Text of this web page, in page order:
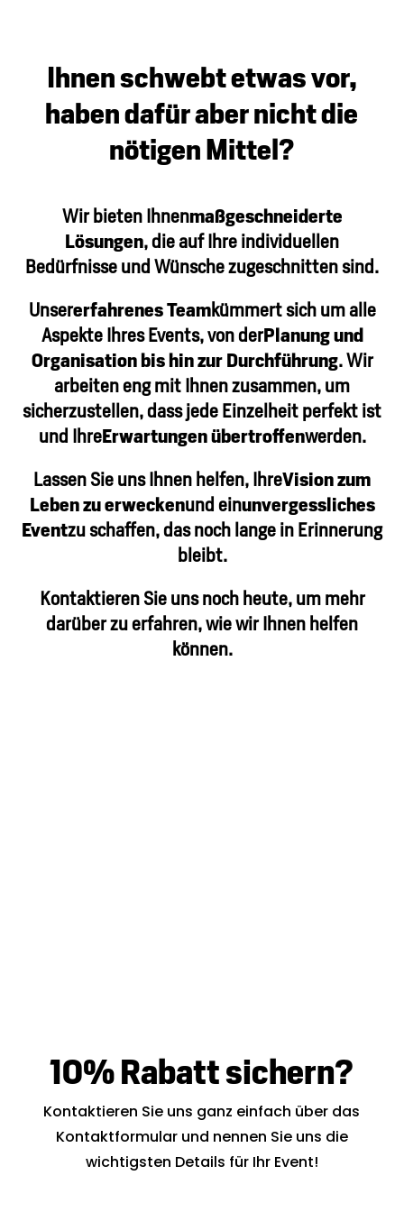
Ihnen schwebt etwas vor,
haben dafür aber nicht die
nötigen Mittel?
Wir bieten Ihnenmaßgeschneiderte
Lösungen, die auf Ihre individuellen
Bedürfnisse und Wünsche zugeschnitten sind.
Unsererfahrenes Teamkümmert sich um alle
Aspekte Ihres Events, von derPlanung und
Organisation bis hin zur Durchführung. Wir
arbeiten eng mit Ihnen zusammen, um
sicherzustellen, dass jede Einzelheit perfekt ist
und IhreErwartungen übertroffenwerden.
Lassen Sie uns Ihnen helfen, IhreVision zum
Leben zu erweckenund einunvergessliches
Eventzu schaffen, das noch lange in Erinnerung
bleibt.
Kontaktieren Sie uns noch heute, um mehr
darüber zu erfahren, wie wir Ihnen helfen
können.
10% Rabatt sichern?
Kontaktieren Sie uns ganz einfach über das
Kontaktformular und nennen Sie uns die
wichtigsten Details für Ihr Event!